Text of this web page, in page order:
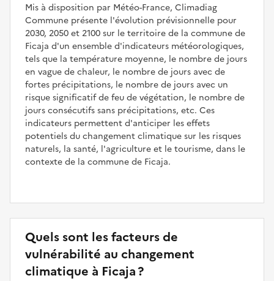
Mis à disposition par Météo-France, Climadiag
Commune présente l'évolution prévisionnelle pour
2030, 2050 et 2100 sur le territoire de la commune de
Ficaja d'un ensemble d'indicateurs météorologiques,
tels que la température moyenne, le nombre de jours
en vague de chaleur, le nombre de jours avec de
fortes précipitations, le nombre de jours avec un
risque significatif de feu de végétation, le nombre de
jours consécutifs sans précipitations, etc. Ces
indicateurs permettent d'anticiper les effets
potentiels du changement climatique sur les risques
naturels, la santé, l'agriculture et le tourisme, dans le
contexte de la commune de Ficaja.
Quels sont les facteurs de
vulnérabilité au changement
climatique à Ficaja ?